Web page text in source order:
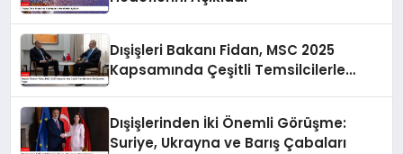
Dışişleri Bakanı Fidan, MSC 2025
Kapsamında Çeşitli Temsilcilerle
Dışişlerinden İki Önemli Görüşme:
Suriye, Ukrayna ve Barış Çabaları